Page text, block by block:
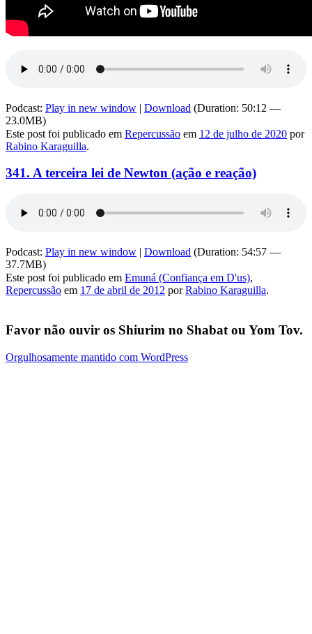
Podcast: Play in new window | Download (Duration: 50:12 —
23.0MB)
Este post foi publicado em Repercussão em 12 de julho de 2020 por
Rabino Karaguilla.
341. A terceira lei de Newton (ação e reação)
Podcast: Play in new window | Download (Duration: 54:57 —
37.7MB)
Este post foi publicado em Emuná (Confiança em D'us),
Repercussão em 17 de abril de 2012 porRabino Karaguilla.
Favor não ouvir os Shiurim no Shabat ou Yom Tov.
Orgulhosamente mantido com WordPress